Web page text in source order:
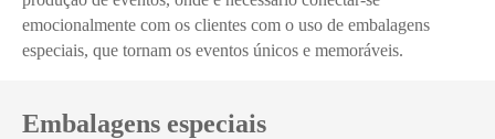
emocionalmente com os clientes com o uso de embalagens
especiais, que tornam os eventos únicos e memoráveis.
Embalagens especiais